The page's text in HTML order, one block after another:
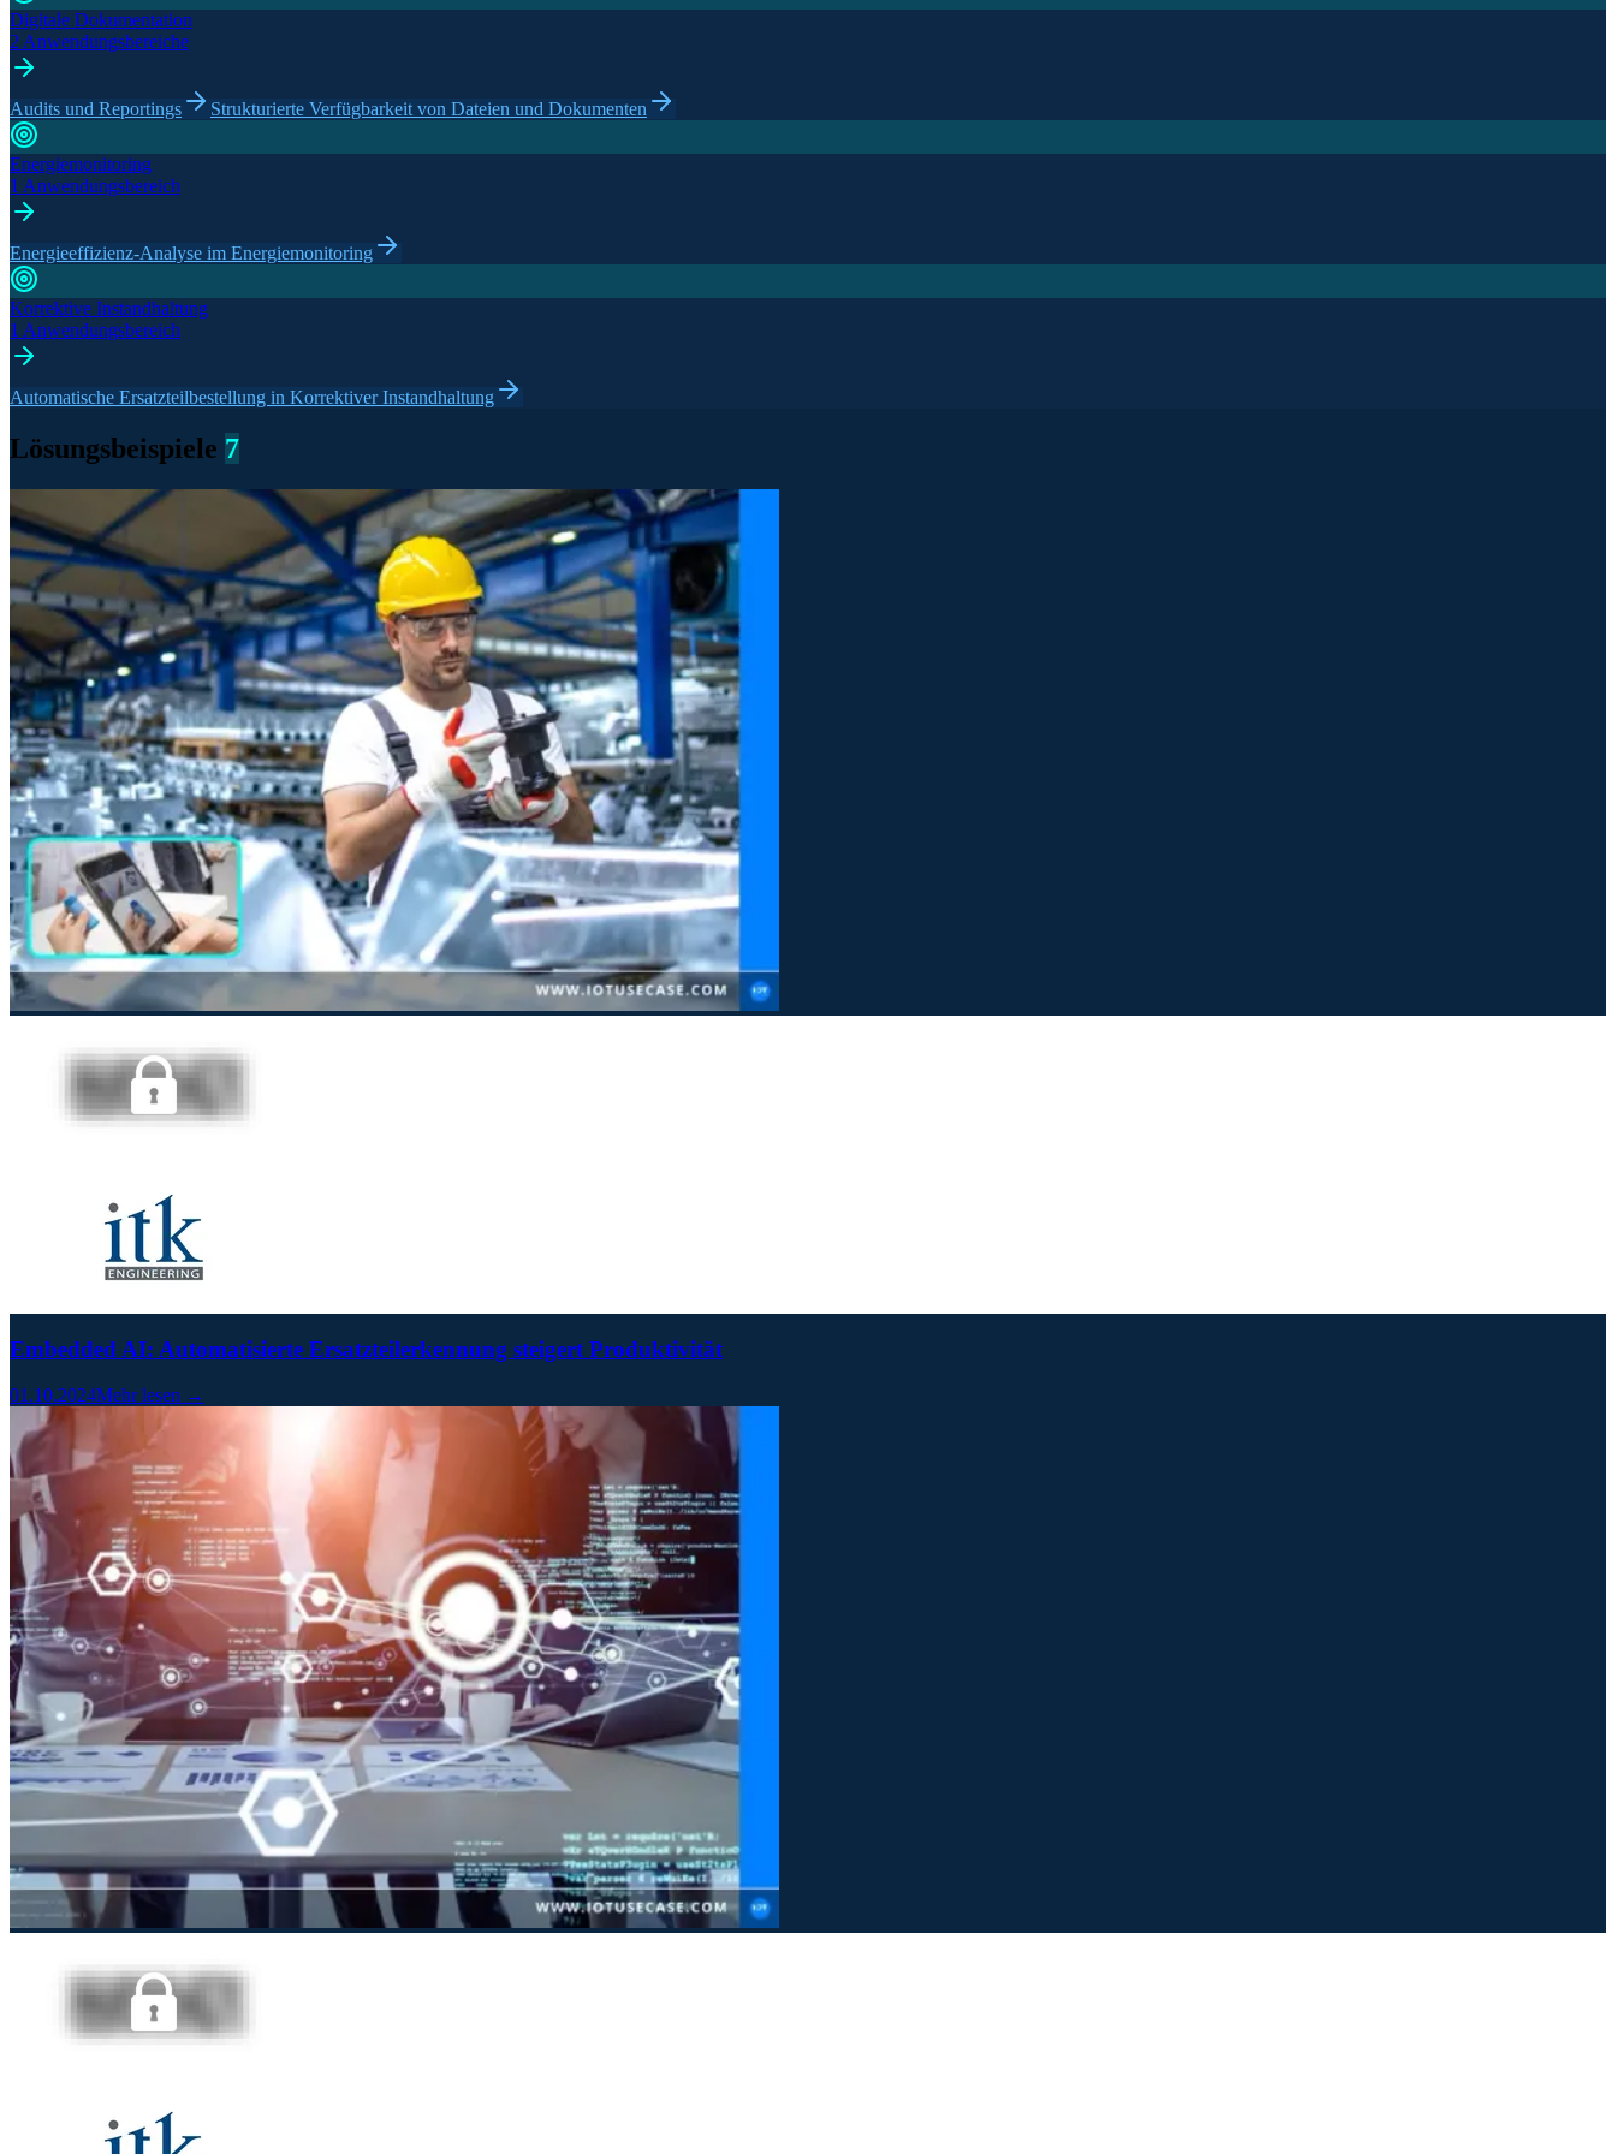
Digitale Dokumentation
2 Anwendungsbereiche
Audits und Reportings Strukturierte Verfügbarkeit von Dateien und Dokumenten
Energiemonitoring
1 Anwendungsbereich
Energieeffizienz-Analyse im Energiemonitoring
Korrektive Instandhaltung
1 Anwendungsbereich
Automatische Ersatzteilbestellung in Korrektiver Instandhaltung
Lösungsbeispiele 7
Embedded AI: Automatisierte Ersatzteilerkennung steigert Produktivität
01.10.2024Mehr lesen →